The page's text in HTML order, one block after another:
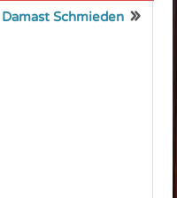
Damast Schmieden »